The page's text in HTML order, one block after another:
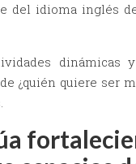
del idioma inglés
dinámicas
¿quién quiere ser